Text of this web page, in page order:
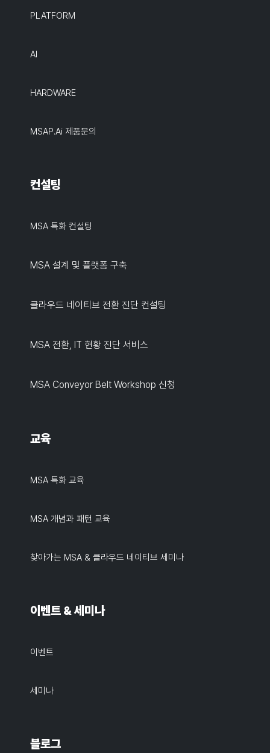
PLATFORM
AI
HARDWARE
MSAP.ai 제품문의
컨설팅
MSA 특화 컨설팅
MSA 설계 및 플랫폼 구축
클라우드 네이티브 전환 진단 컨설팅
MSA 전환, IT 현황 진단 서비스
MSA Conveyor Belt Workshop 신청
교육
MSA 특화 교육
MSA 개념과 패턴 교육
찾아가는 MSA & 클라우드 네이티브 세미나
이벤트 & 세미나
이벤트
세미나
블로그